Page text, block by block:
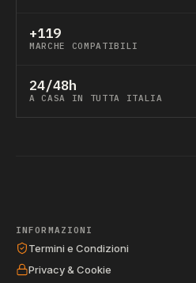
+119
MARCHE COMPATIBILI
24/48h
A CASA IN TUTTA ITALIA
INFORMAZIONI
Termini e Condizioni
Privacy & Cookie